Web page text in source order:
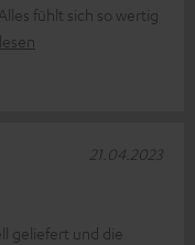
fühlt sich so wertig
geliefert und die
21.04.2023